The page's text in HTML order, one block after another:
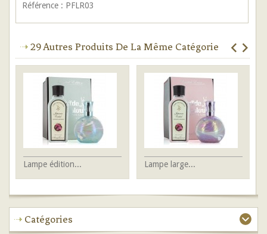
Référence : PFLR03
29 Autres Produits De La Même Catégorie
Lampe édition... Lampe large...
Catégories